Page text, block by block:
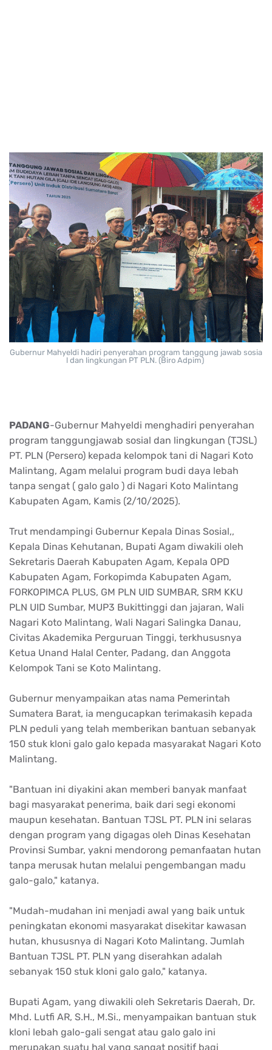
Gubernur Mahyeldi hadiri penyerahan program tanggung jawab sosia
l dan lingkungan PT PLN. (Biro Adpim)
PADANG-Gubernur Mahyeldi menghadiri penyerahan
program tanggungjawab sosial dan lingkungan (TJSL)
PT. PLN (Persero) kepada kelompok tani di Nagari Koto
Malintang, Agam melalui program budi daya lebah
tanpa sengat ( galo galo ) di Nagari Koto Malintang
Kabupaten Agam, Kamis (2/10/2025).
Trut mendampingi Gubernur Kepala Dinas Sosial,,
Kepala Dinas Kehutanan, Bupati Agam diwakili oleh
Sekretaris Daerah Kabupaten Agam, Kepala OPD
Kabupaten Agam, Forkopimda Kabupaten Agam,
FORKOPIMCA PLUS, GM PLN UID SUMBAR, SRM KKU
PLN UID Sumbar, MUP3 Bukittinggi dan jajaran, Wali
Nagari Koto Malintang, Wali Nagari Salingka Danau,
Civitas Akademika Perguruan Tinggi, terkhususnya
Ketua Unand Halal Center, Padang, dan Anggota
Kelompok Tani se Koto Malintang.
Gubernur menyampaikan atas nama Pemerintah
Sumatera Barat, ia mengucapkan terimakasih kepada
PLN peduli yang telah memberikan bantuan sebanyak
150 stuk kloni galo galo kepada masyarakat Nagari Koto
Malintang.
"Bantuan ini diyakini akan memberi banyak manfaat
bagi masyarakat penerima, baik dari segi ekonomi
maupun kesehatan. Bantuan TJSL PT. PLN ini selaras
dengan program yang digagas oleh Dinas Kesehatan
Provinsi Sumbar, yakni mendorong pemanfaatan hutan
tanpa merusak hutan melalui pengembangan madu
galo-galo," katanya.
"Mudah-mudahan ini menjadi awal yang baik untuk
peningkatan ekonomi masyarakat disekitar kawasan
hutan, khususnya di Nagari Koto Malintang. Jumlah
Bantuan TJSL PT. PLN yang diserahkan adalah
sebanyak 150 stuk kloni galo galo," katanya.
Bupati Agam, yang diwakili oleh Sekretaris Daerah, Dr.
Mhd. Lutfi AR, S.H., M.Si., menyampaikan bantuan stuk
kloni lebah galo-gali sengat atau galo galo ini
merupakan suatu hal yang sangat positif bagi